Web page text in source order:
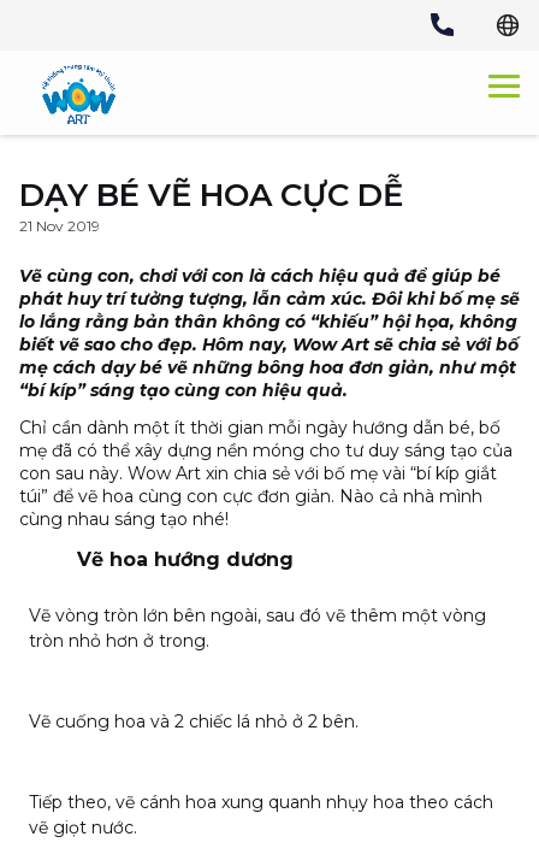
content
DẠY BÉ VẼ HOA CỰC DỄ
21 Nov 2019
Vẽ cùng con, chơi với con là cách hiệu quả để giúp bé
phát huy trí tưởng tượng, lẫn cảm xúc. Đôi khi bố mẹ sẽ
lo lắng rằng bản thân không có “khiếu” hội họa, không
biết vẽ sao cho đẹp. Hôm nay, Wow Art sẽ chia sẻ với bố
mẹ cách dạy bé vẽ những bông hoa đơn giản, như một
“bí kíp” sáng tạo cùng con hiệu quả.
Chỉ cần dành một ít thời gian mỗi ngày hướng dẫn bé, bố
mẹ đã có thể xây dựng nền móng cho tư duy sáng tạo của
con sau này. Wow Art xin chia sẻ với bố mẹ vài “bí kíp giắt
túi” để vẽ hoa cùng con cực đơn giản. Nào cả nhà mình
cùng nhau sáng tạo nhé!
Vẽ hoa hướng dương
Vẽ vòng tròn lớn bên ngoài, sau đó vẽ thêm một vòng
tròn nhỏ hơn ở trong.
Vẽ cuống hoa và 2 chiếc lá nhỏ ở 2 bên.
Tiếp theo, vẽ cánh hoa xung quanh nhụy hoa theo cách
vẽ giọt nước.